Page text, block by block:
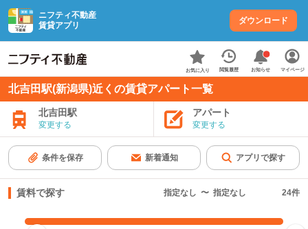
ニフティ不動産
賃貸アプリ
ダウンロード
お気に入り 閲覧履歴 お知らせ マイページ
北吉田駅(新潟県)近くの賃貸アパート一覧
北吉田駅
変更する
アパート
変更する
条件を保存 新着通知 アプリで探す
賃料で探す 指定なし 〜 指定なし 24件